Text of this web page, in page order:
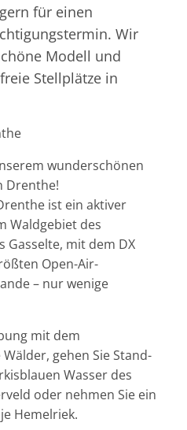
für einen
Wir
Modell und
Stellplätze in
wunderschönen
Drenthe!
ist ein aktiver
Waldgebiet des
Gasselte, mit dem DX
Open-Air-
– nur wenige
mit dem
gehen Sie Stand-
Wasser des
oder nehmen Sie ein
Hemelriek.